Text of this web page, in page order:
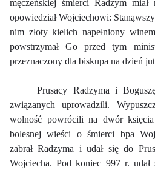
męczeńskiej śmierci Radzym
opowiedział Wojciechowi: Stanąwszy
nim złoty kielich napełniony
powstrzymał Go przed tym
przeznaczony dla biskupa na dzień
Prusacy Radzyma i Boguszę
związanych uprowadzili.
wolność powrócili na dwór
bolesnej wieści o śmierci bpa
zabrał Radzyma i udał się do
Wojciecha. Pod koniec 997 r.